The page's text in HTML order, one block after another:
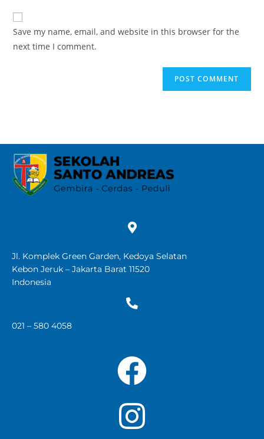
Save my name, email, and website in this browser for the
next time I comment.
Jl. Komplek Green Garden, Kedoya Selatan
Kebon Jeruk – Jakarta Barat 11520
Indonesia
021 – 580 4058